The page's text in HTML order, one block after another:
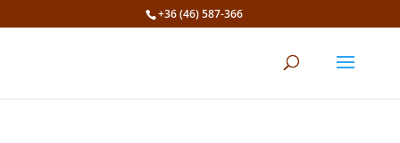
+36 (46) 587-366